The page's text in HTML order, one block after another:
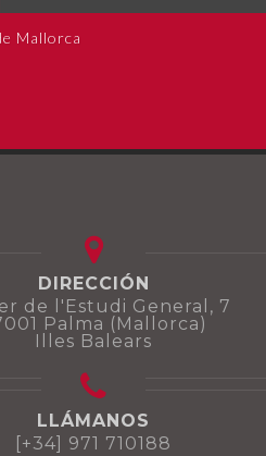
Mallorca
DIRECCIÓN
de l'Estudi General, 7
Palma (Mallorca)
Illes Balears
LLÁMANOS
[+34] 971 710188